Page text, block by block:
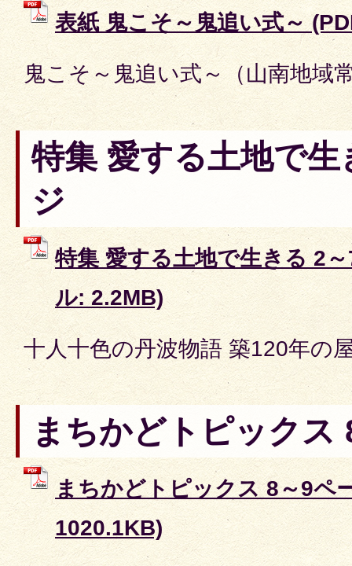
表紙 鬼こそ～鬼追い式～
鬼こそ～鬼追い式～（山南地域
特集 愛する土地で
ジ
特集 愛する土地で生きる 2
ル: 2.2MB)
十人十色の丹波物語 築120年の
まちかどトピックス
まちかどトピックス 8～9ペ
1020.1KB)